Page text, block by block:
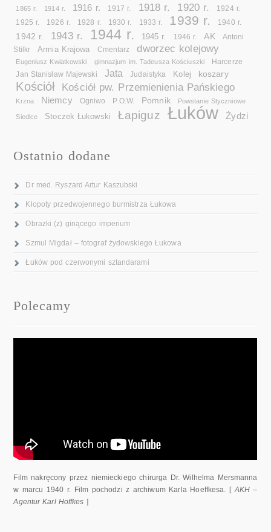
1865 r. 1914 r. 1916 r. 1917 r. 1918 r. 1920 r. 1924 r.
1925 r. 1926 r. 1928 r. 1930 r. 1933 r. 1939 r. 1940 r.
1942 r. 1943 r. 1944 r. 1945 r. 1946 r. AK
Antoni
Stilkr
Armia Krajowa Cmentarz dworzec kolejowy
Eugeniusz Kwiatkowski gimnazjum im. Tadeusza Kościuszki Harcerze
Jan Stanisław Majewski Jata Judaistyka Kolej koszary
Kościół Kościół pw. Przemienienia Pańskiego
Krzna Niemcy Ogniwo P.O.W. Pomnik Powstanie Styczniowe
Siedlce Stoczek Łukowski Łapiguz Łuków Żydzi
Ostatnio dodane
Dr med. Ryszard Artur Kaszubski
Kłopoty przedwojennego burmistrza Łukowa
Obrazki (z) ginącego imperium
Szmul Migdał – fotograf żydowskiego Łukowa
Łuków pod czerwonymi sztandarami
Polecamy
Film nakręcony przez niemieckiego chirurga Dr. Wilhelma Mersmanna
w marcu 1940 r. Film pochodzi z archiwum Karla Hoeffkesa. [AKH –
Agentur Karl Hoffkes ]